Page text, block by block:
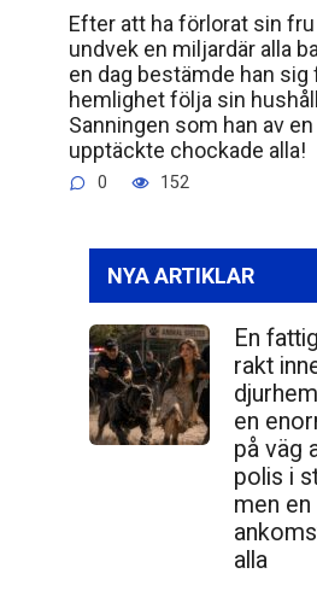
Efter att ha förlorat sin
undvek en miljardär alla
en dag bestämde han sig
hemlighet följa sin
Sanningen som han av
upptäckte chockade alla!
0 152
NYA ARTIKLAR
En
rakt
en
på väg
polis i
men en
alla